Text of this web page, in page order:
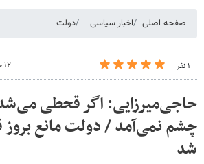
صفحه اصلی اخبار سیاسی دولت
۱ نفر ۱۲ خرداد ۱۴۰۵ - ۲۳:۵۰
حاجی‌میرزایی: اگر قحطی
چشم نمی‌آمد / دولت مانع
شد